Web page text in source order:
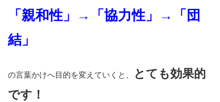
「親和性」→「協力性」→「団
結」
の言葉かけへ目的を変えていくと、
とても効果的
です！